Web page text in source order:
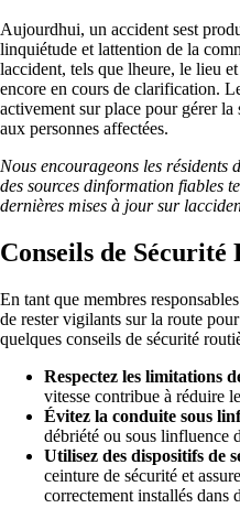
Aujourdhui, un accident sest
linquiétude et lattention de la
laccident, tels que lheure, le lieu
encore en cours de clarification.
activement sur place pour gérer
aux personnes affectées.
Nous encourageons les résidents
des sources dinformation fiables
dernières mises à jour sur
Conseils de Sécurité
En tant que membres
de rester vigilants sur la route
quelques conseils de sécurité
Respectez les limitations
vitesse contribue à réduire
Évitez la conduite sous
débriété ou sous linfluence
Utilisez des dispositifs de
ceinture de sécurité et
correctement installés dans